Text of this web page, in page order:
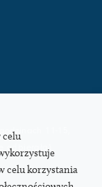
11-15,
odbierała)
celu
celu korzystania